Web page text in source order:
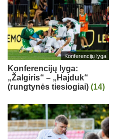
Konferencijų lyga
Konferencijų lyga:
„Žalgiris“ – „Hajduk“
(rungtynės tiesiogiai) (14)